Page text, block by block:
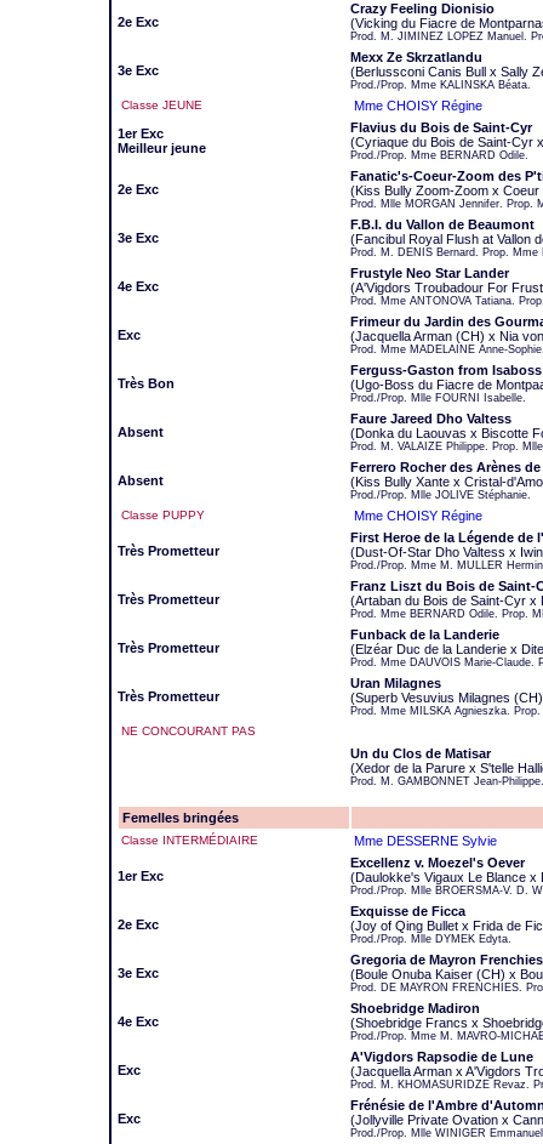
2e Exc
Crazy Feeling Dionisio
(Vicking du Fiacre de
Prod. M. JIMINEZ LOPEZ Manuel.
3e Exc
Mexx Ze Skrzatlandu
(Berlussconi Canis Bull x Sally
Prod./Prop. Mme KALINSKA Béata.
Classe JEUNE
Mme CHOISY Régine
1er Exc
Meilleur jeune
Flavius du Bois de Saint-Cyr
(Cyriaque du Bois de Saint-Cyr
Prod./Prop. Mme BERNARD Odile.
2e Exc
Fanatic's-Coeur-Zoom des
(Kiss Bully Zoom-Zoom x
Prod. Mlle MORGAN Jennifer. Prop.
3e Exc
F.B.I. du Vallon de Beaumont
(Fancibul Royal Flush at Vallon
Prod. M. DENIS Bernard. Prop. Mme
4e Exc
Frustyle Neo Star Lander
(A'Vigdors Troubadour For
Prod. Mme ANTONOVA Tatiana.
Exc
Frimeur du Jardin des
(Jacquella Arman (CH) x Nia
Prod. Mme MADELAINE Anne-
Très Bon
Ferguss-Gaston from Isaboss
(Ugo-Boss du Fiacre de
Prod./Prop. Mlle FOURNI Isabelle.
Absent
Faure Jareed Dho Valtess
(Donka du Laouvas x Biscotte
Prod. M. VALAIZE Philippe. Prop.
Absent
Ferrero Rocher des Arènes
(Kiss Bully Xante x Cristal-
Prod./Prop. Mlle JOLIVE Stéphanie.
Classe PUPPY Mme CHOISY Régine
Très Prometteur
First Heroe de la Légende de
(Dust-Of-Star Dho Valtess x
Prod./Prop. Mme M. MULLER
Très Prometteur
Franz Liszt du Bois de Saint-
(Artaban du Bois de Saint-Cyr x
Prod. Mme BERNARD Odile. Prop.
Très Prometteur
Funback de la Landerie
(Elzéar Duc de la Landerie x
Prod. Mme DAUVOIS Marie-Claude.
Très Prometteur
Uran Milagnes
(Superb Vesuvius Milagnes
Prod. Mme MILSKA Agnieszka.
NE CONCOURANT PAS
Un du Clos de Matisar
(Xedor de la Parure x S'telle
Prod. M. GAMBONNET Jean-
Femelles bringées
Classe INTERMÉDIAIRE Mme DESSERNE Sylvie
1er Exc
Excellenz v. Moezel's Oever
(Daulokke's Vigaux Le Blance
Prod./Prop. Mlle BROERSMA-V. D.
2e Exc
Exquisse de Ficca
(Joy of Qing Bullet x Frida de
Prod./Prop. Mlle DYMEK Edyta.
3e Exc
Gregoria de Mayron Frenchies
(Boule Onuba Kaiser (CH) x
Prod. DE MAYRON FRENCHIES.
4e Exc
Shoebridge Madiron
(Shoebridge Francs x
Prod./Prop. Mme M. MAVRO-
Exc
A'Vigdors Rapsodie de Lune
(Jacquella Arman x A'Vigdors
Prod. M. KHOMASURIDZE Revaz.
Exc
Frénésie de l'Ambre
(Jollyville Private Ovation x
Prod./Prop. Mlle WINIGER